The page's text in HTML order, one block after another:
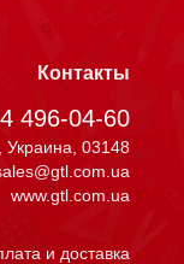
Контакты
496-04-60
Украина, 03148
www.gtl.com.ua
и доставка